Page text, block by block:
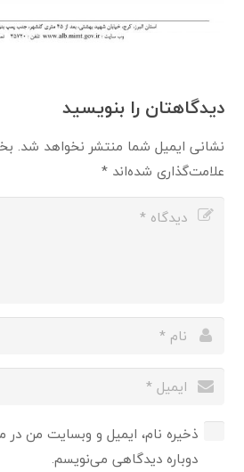
دیدگاهتان را بنویسید
نشانی ایمیل شما منتشر نخواهد شد.
علامت‌گذاری شده‌اند*
ذخیره نام، ایمیل و وبسایت من در
دوباره دیدگاهی می‌نویسم.